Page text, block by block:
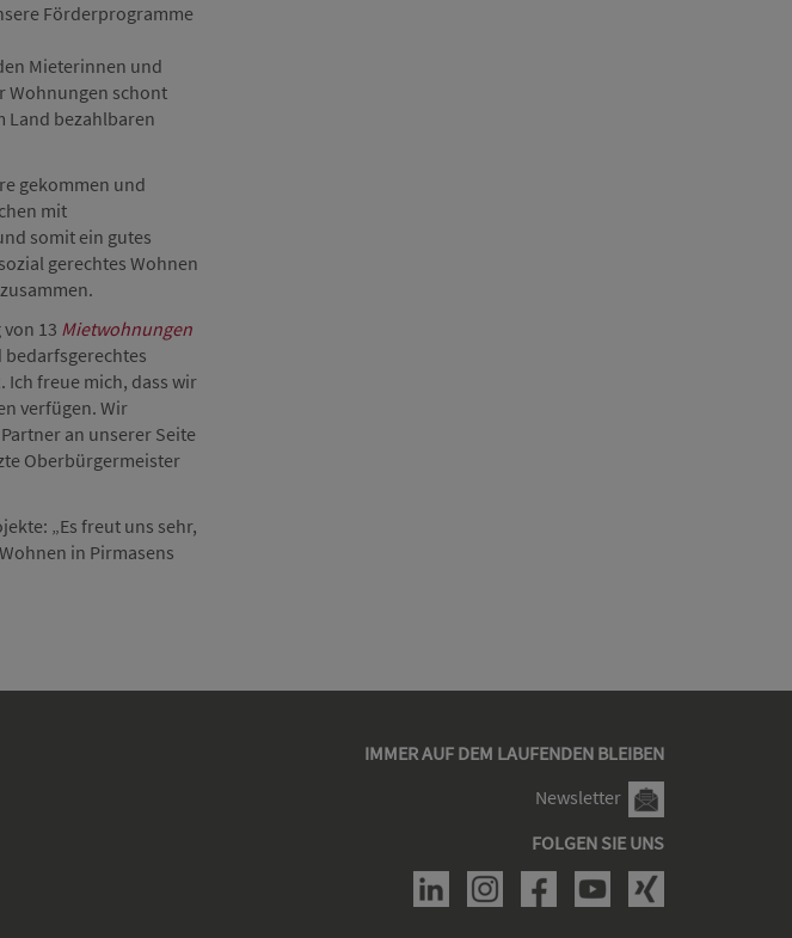
Förderprogramme
Mieterinnen und
Wohnungen schont
Land bezahlbaren
gekommen und
mit
somit ein gutes
gerechtes Wohnen
13 Mietwohnungen
bedarfsgerechtes
Ich freue mich, dass wir
verfügen. Wir
an unserer Seite
Oberbürgermeister
„Es freut uns sehr,
in Pirmasens
IMMER AUF DEM LAUFENDEN BLEIBEN
Newsletter
FOLGEN SIE UNS